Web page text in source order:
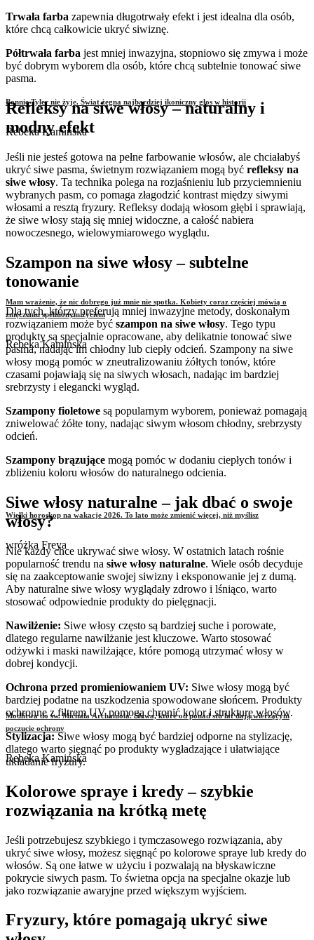
Bonnie Tyler nie żyje. Świat żegna najbardziej ikoniczny głos w historii
Rebeka Kamińska
Mam wrażenie, że nic dobrego już mnie nie spotka. Kobiety coraz częściej mówią o
zmęczeniu spełnionym życiem
Rebeka Kamińska
Wielki horoskop na wakacje 2026. To lato może zmienić więcej, niż myślisz
wróżka Freya
Modlitwa do św. Michała Archanioła. Słowa, które od ponad stu lat dają wierzącym
poczucie ochrony
Rebeka Kamińska
Trwała farba zapewnia długotrwały efekt i jest idealna dla osób,
które chcą całkowicie ukryć siwiznę.
Półtrwała farba jest mniej inwazyjna, stopniowo się zmywa i może
być dobrym wyborem dla osób, które chcą subtelnie tonować siwe
pasma.
Refleksy na siwe włosy – naturalny i
modny efekt
Jeśli nie jesteś gotowa na pełne farbowanie włosów, ale chciałabyś
ukryć siwe pasma, świetnym rozwiązaniem mogą być refleksy na
siwe włosy. Ta technika polega na rozjaśnieniu lub przyciemnieniu
wybranych pasm, co pomaga złagodzić kontrast między siwymi
włosami a resztą fryzury. Refleksy dodają włosom głębi i sprawiają,
że siwe włosy stają się mniej widoczne, a całość nabiera
nowoczesnego, wielowymiarowego wyglądu.
Szampon na siwe włosy – subtelne
tonowanie
Dla tych, którzy preferują mniej inwazyjne metody, doskonałym
rozwiązaniem może być szampon na siwe włosy. Tego typu
produkty są specjalnie opracowane, aby delikatnie tonować siwe
pasma, nadając im chłodny lub ciepły odcień. Szampony na siwe
włosy mogą pomóc w zneutralizowaniu żółtych tonów, które
czasami pojawiają się na siwych włosach, nadając im bardziej
srebrzysty i elegancki wygląd.
Szampony fioletowe są popularnym wyborem, ponieważ pomagają
zniwelować żółte tony, nadając siwym włosom chłodny, srebrzysty
odcień.
Szampony brązujące mogą pomóc w dodaniu ciepłych tonów i
zbliżeniu koloru włosów do naturalnego odcienia.
Siwe włosy naturalne – jak dbać o swoje
włosy?
Nie każdy chce ukrywać siwe włosy. W ostatnich latach rośnie
popularność trendu na siwe włosy naturalne. Wiele osób decyduje
się na zaakceptowanie swojej siwizny i eksponowanie jej z dumą.
Aby naturalne siwe włosy wyglądały zdrowo i lśniąco, warto
stosować odpowiednie produkty do pielęgnacji.
Nawilżenie: Siwe włosy często są bardziej suche i porowate,
dlatego regularne nawilżanie jest kluczowe. Warto stosować
odżywki i maski nawilżające, które pomogą utrzymać włosy w
dobrej kondycji.
Ochrona przed promieniowaniem UV: Siwe włosy mogą być
bardziej podatne na uszkodzenia spowodowane słońcem. Produkty
ochronne z filtrem UV pomogą chronić kolor i strukturę włosów.
Stylizacja:Siwe włosy mogą być bardziej odporne na stylizację,
dlatego warto sięgnąć po produkty wygładzające i ułatwiające
układanie fryzury.
Kolorowe spraye i kredy – szybkie
rozwiązania na krótką metę
Jeśli potrzebujesz szybkiego i tymczasowego rozwiązania, aby
ukryć siwe włosy, możesz sięgnąć po kolorowe spraye lub kredy do
włosów. Są one łatwe w użyciu i pozwalają na błyskawiczne
pokrycie siwych pasm. To świetna opcja na specjalne okazje lub
jako rozwiązanie awaryjne przed większym wyjściem.
Fryzury, które pomagają ukryć siwe